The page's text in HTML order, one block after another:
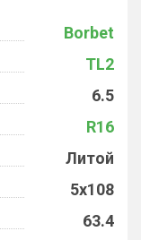
Borbet
TL2
6.5
R16
Литой
5x108
63.4